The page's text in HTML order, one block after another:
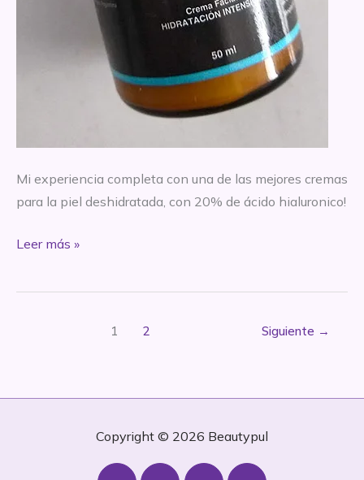
Mi experiencia completa con una de las mejores cremas
para la piel deshidratada, con 20% de ácido hialuronico!
*REVIEW
Booster
Leer más »
1 2 Siguiente →
Copyright © 2026 Beautypul